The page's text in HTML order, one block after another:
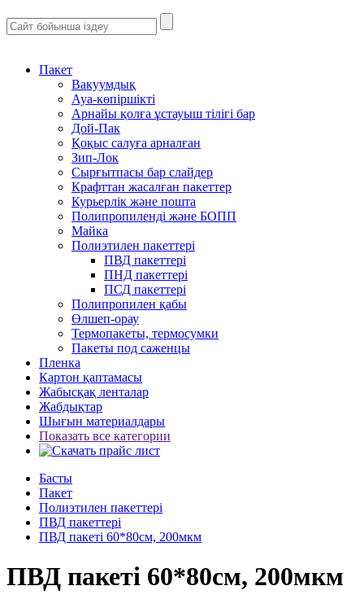
Пакет
Вакуумдық
Ауа-көпіршікті
Арнайы қолға ұстауыш тілігі бар
Дой-Пак
Қоқыс салуға арналған
Зип-Лок
Сырғытпасы бар слайдер
Крафттан жасалған пакеттер
Курьерлік және пошта
Полипропиленді және БОПП
Майка
Полиэтилен пакеттері
ПВД пакеттері
ПНД пакеттері
ПСД пакеттері
Полипропилен қабы
Өлшеп-орау
Термопакеты, термосумки
Пакеты под саженцы
Пленка
Картон қаптамасы
Жабысқақ ленталар
Жабдықтар
Шығын материалдары
Показать все категории
Басты
Пакет
Полиэтилен пакеттері
ПВД пакеттері
ПВД пакеті 60*80см, 200мкм
ПВД пакеті 60*80см, 200мкм